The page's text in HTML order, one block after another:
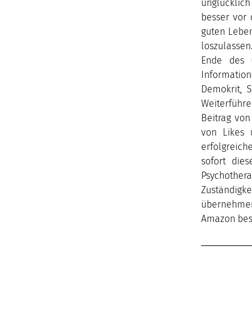
besser vor
guten
Ende des
Demokrit,
Beitrag
von Likes
sofort
Amazon